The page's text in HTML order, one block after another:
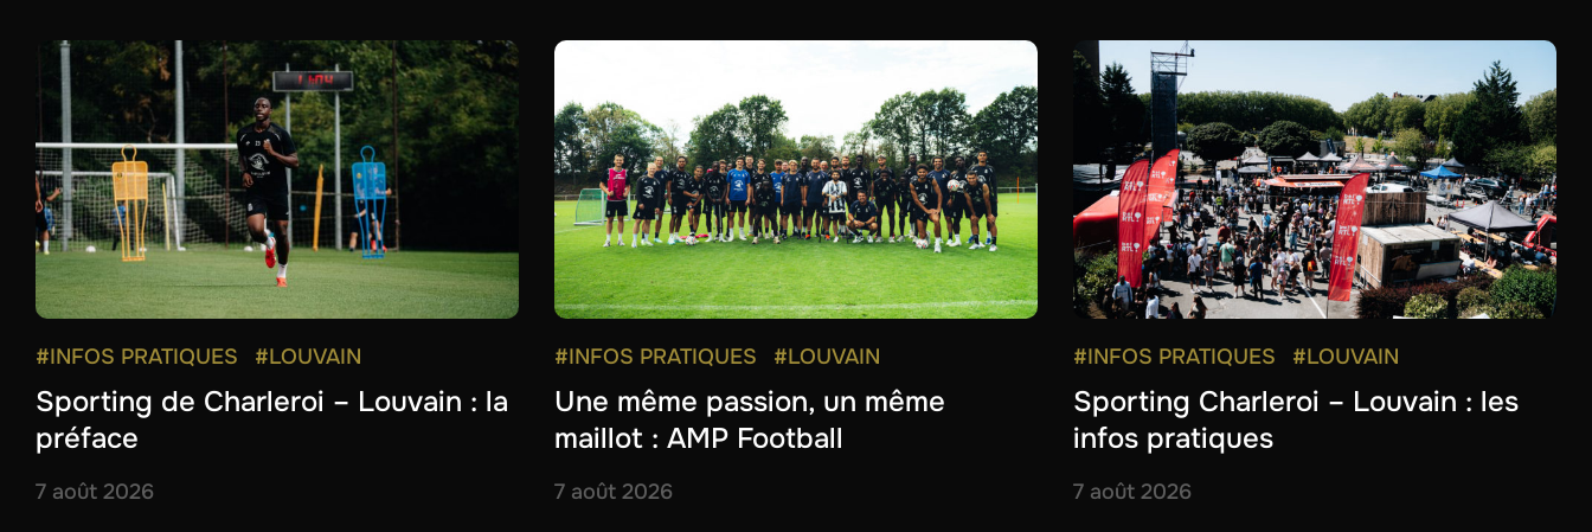
#INFOS PRATIQUES #LOUVAIN
Sporting de Charleroi – Louvain : la
préface
7 août 2026
#INFOS PRATIQUES #LOUVAIN
Une même passion, un même
maillot : AMP Football
7 août 2026
#INFOS PRATIQUES #LOUVAIN
Sporting Charleroi – Louvain : les
infos pratiques
7 août 2026